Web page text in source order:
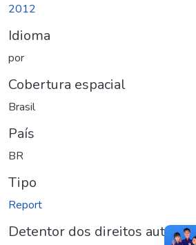
2012
Idioma
por
Cobertura espacial
Brasil
País
BR
Tipo
Report
Detentor dos direitos autorais